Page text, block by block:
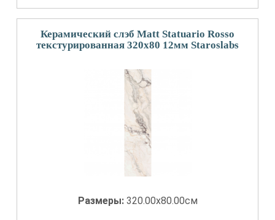
Керамический слэб Matt Statuario Rosso
текстурированная 320x80 12мм Staroslabs
Размеры: 320.00x80.00см